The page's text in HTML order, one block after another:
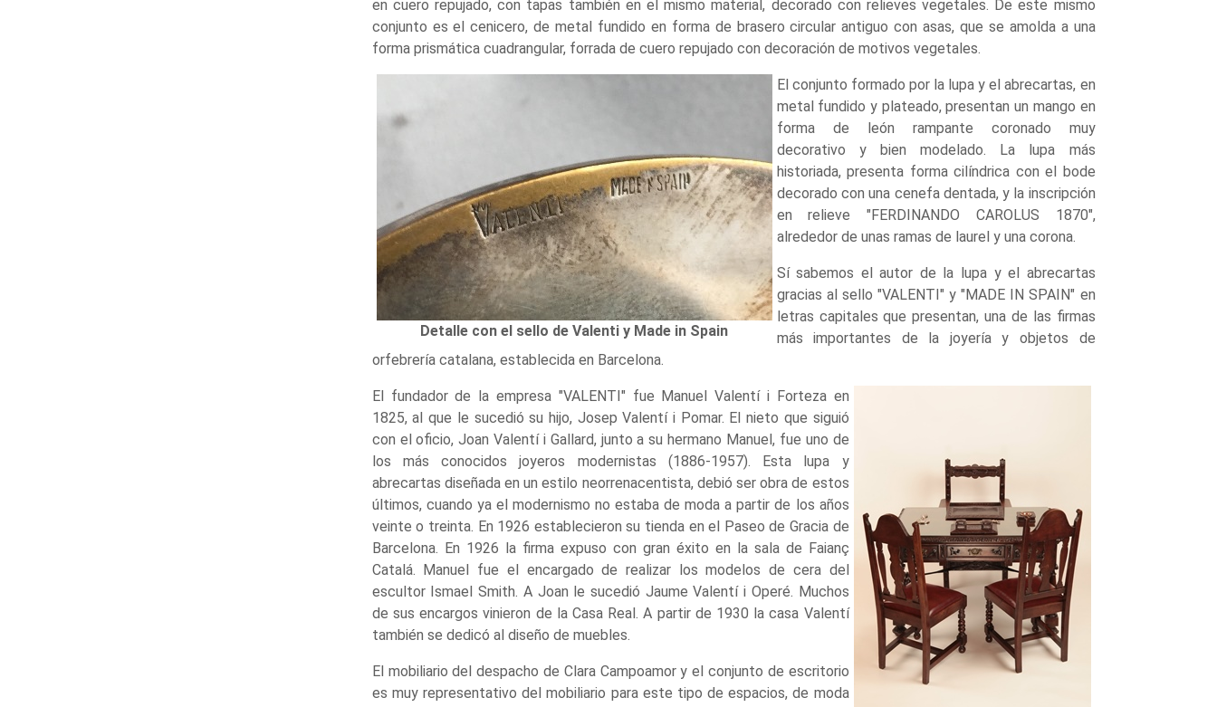
en cuero repujado, con tapas también en el mismo material, decorado con relieves vegetales. De este mismo
conjunto es el cenicero, de metal fundido en forma de brasero circular antiguo con asas, que se amolda a una
forma prismática cuadrangular, forrada de cuero repujado con decoración de motivos vegetales.
Detalle con el sello de Valenti y Made in Spain
El conjunto formado por la lupa y el abrecartas, en
metal fundido y plateado, presentan un mango en
forma de león rampante coronado muy
decorativo y bien modelado. La lupa más
historiada, presenta forma cilíndrica con el bode
decorado con una cenefa dentada, y la inscripción
en relieve "FERDINANDO CAROLUS 1870",
alrededor de unas ramas de laurel y una corona.
Sí sabemos el autor de la lupa y el abrecartas
gracias al sello "VALENTI" y "MADE IN SPAIN" en
letras capitales que presentan, una de las firmas
más importantes de la joyería y objetos de
orfebrería catalana, establecida en Barcelona.
El fundador de la empresa "VALENTI" fue Manuel Valentí i Forteza en
1825, al que le sucedió su hijo, Josep Valentí i Pomar. El nieto que siguió
con el oficio, Joan Valentí i Gallard, junto a su hermano Manuel, fue uno de
los más conocidos joyeros modernistas (1886-1957). Esta lupa y
abrecartas diseñada en un estilo neorrenacentista, debió ser obra de estos
últimos, cuando ya el modernismo no estaba de moda a partir de los años
veinte o treinta. En 1926 establecieron su tienda en el Paseo de Gracia de
Barcelona. En 1926 la firma expuso con gran éxito en la sala de Faianç
Catalá. Manuel fue el encargado de realizar los modelos de cera del
escultor Ismael Smith. A Joan le sucedió Jaume Valentí i Operé. Muchos
de sus encargos vinieron de la Casa Real. A partir de 1930 la casa Valentí
también se dedicó al diseño de muebles.
El mobiliario del despacho de Clara Campoamor y el conjunto de escritorio
es muy representativo del mobiliario para este tipo de espacios, de moda